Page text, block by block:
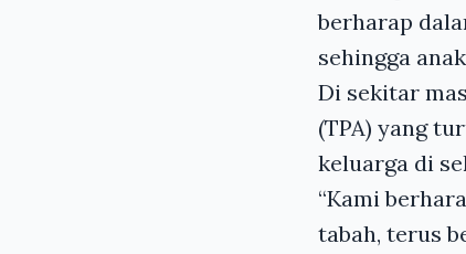
berharap
sehingga
Di sekitar
(TPA) yang
keluarga di
“Kami
tabah, terus